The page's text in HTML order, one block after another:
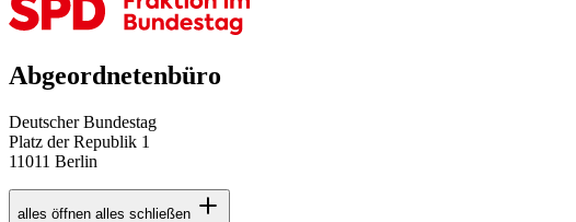
Abgeordnetenbüro
Deutscher Bundestag
Platz der Republik 1
11011 Berlin
alles öffnen alles schließen